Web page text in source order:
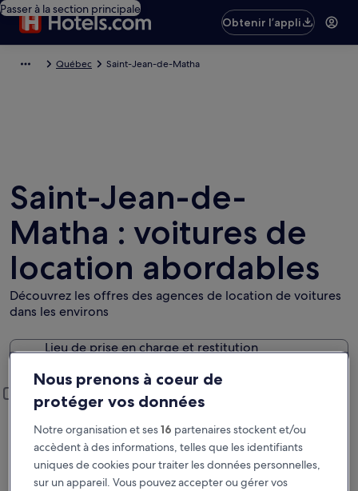
Passer à la section principale
Obtenir l’appli
Québec Saint-Jean-de-Matha
Saint-Jean-de-
Matha : voitures de
location abordables
Découvrez les offres des agences de location de voitures
dans les environs
Lieu de prise en charge et restitution
Lieu de prise en charge et restitution
Ajouter un lieu de restitution différent
22 août
23 août
Prise en charge
Restitution
Nous prenons à coeur de
protéger vos données
Notre organisation et ses16 partenaires stockent et/ou
accèdent à des informations, telles que les identifiants
uniques de cookies pour traiter les données personnelles,
sur un appareil. Vous pouvez accepter ou gérer vos